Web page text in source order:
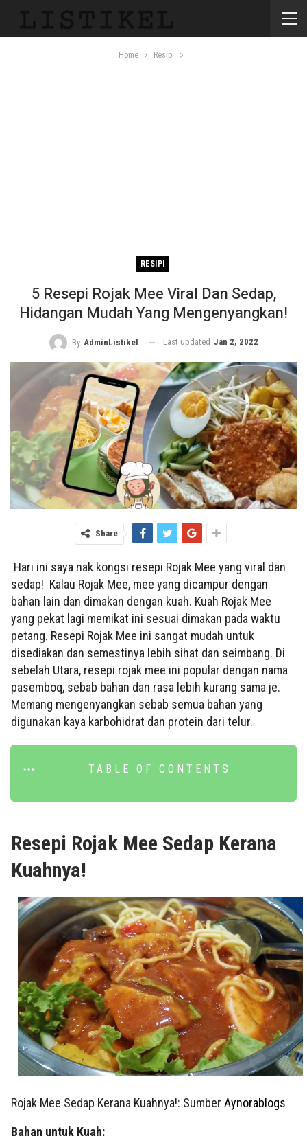
Home Resipi
RESIPI
5 Resepi Rojak Mee Viral Dan Sedap,
Hidangan Mudah Yang Mengenyangkan!
By AdminListikel Last updated Jan 2, 2022
Share
Hari ini saya nak kongsi resepi Rojak Mee yang viral dan
sedap! Kalau Rojak Mee, mee yang dicampur dengan
bahan lain dan dimakan dengan kuah. Kuah Rojak Mee
yang pekat lagi memikat ini sesuai dimakan pada waktu
petang. Resepi Rojak Mee ini sangat mudah untuk
disediakan dan semestinya lebih sihat dan seimbang. Di
sebelah Utara, resepi rojak mee ini popular dengan nama
pasemboq, sebab bahan dan rasa lebih kurang sama je.
Memang mengenyangkan sebab semua bahan yang
digunakan kaya karbohidrat dan protein dari telur.
TABLE OF CONTENTS
Resepi Rojak Mee Sedap Kerana
Kuahnya!
Rojak Mee Sedap Kerana Kuahnya!: Sumber Aynorablogs
Bahan untuk Kuah: